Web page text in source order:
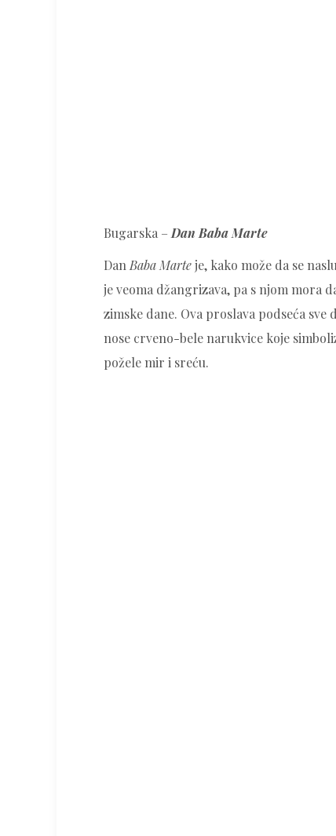
Bugarska – Dan Baba Marte
Dan Baba Marteje, kako može da se
je veoma džangrizava, pa s njom mora
zimske dane. Ova proslava podseća
nose crveno-bele narukvice koje
požele mir i sreću.